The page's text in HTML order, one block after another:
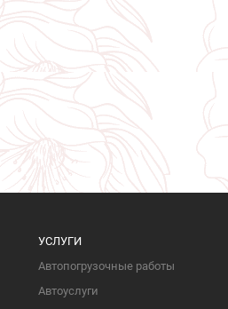
УСЛУГИ
Автопогрузочные работы
Автоуслуги